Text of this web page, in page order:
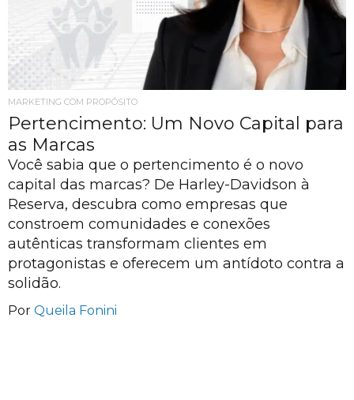
MARKETING COM PROPÓSITO
Pertencimento: Um Novo Capital para
as Marcas
Você sabia que o pertencimento é o novo
capital das marcas? De Harley-Davidson à
Reserva, descubra como empresas que
constroem comunidades e conexões
autênticas transformam clientes em
protagonistas e oferecem um antídoto contra a
solidão.
Por Queila Fonini